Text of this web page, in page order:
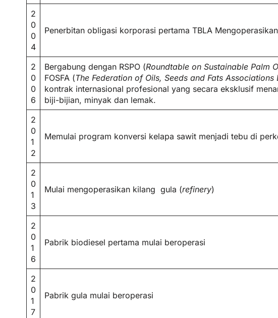
2
0
0
4
Penerbitan obligasi korporasi pertama TBLA
2
0
0
6
Bergabung dengan RSPO (Roundtable on Sustainable Palm
FOSFA (The Federation of Oils, Seeds and Fats Associations
kontrak internasional profesional yang secara eksklusif
biji-bijian, minyak dan lemak.
2
0
1
2
Memulai program konversi kelapa sawit menjadi tebu di
2
0
1
3
Mulai mengoperasikan kilang gula (refinery)
2
0
1
6
Pabrik biodiesel pertama mulai beroperasi
2
0
1
7
Pabrik gula mulai beroperasi